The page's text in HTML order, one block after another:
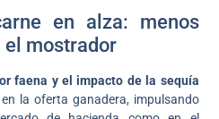
en alza: menos
el mostrador
faena y el impacto de la sequía
la oferta ganadera, impulsando